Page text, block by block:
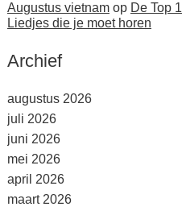
Augustus vietnamop De Top
Liedjes die je moet horen
Archief
augustus 2026
juli 2026
juni 2026
mei 2026
april 2026
maart 2026